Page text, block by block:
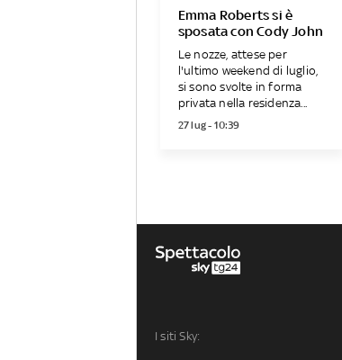
Emma Roberts si è
sposata con Cody John
Le nozze, attese per
l'ultimo weekend di luglio,
si sono svolte in forma
privata nella residenza...
27 lug - 10:39
I siti Sky: